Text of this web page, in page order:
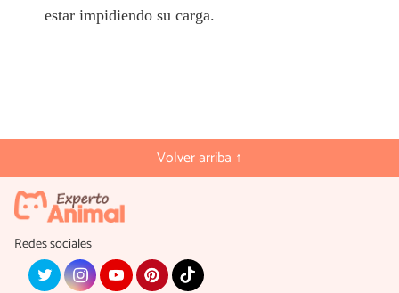
estar impidiendo su carga.
Volver arriba ↑
Redes sociales